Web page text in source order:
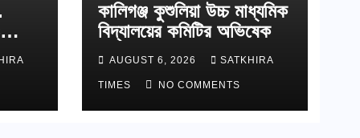
কালিগঞ্জ কুশুলিয়া উচ্চ মাধ্যমিক
বিদ্যালয়ের কমিটির অভিষেক
AUGUST 6, 2026 SATKHIRA
TIMES NO COMMENTS